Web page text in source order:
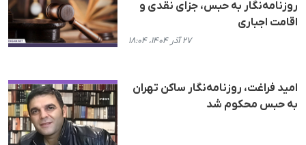
روزنامه‌نگار بە حبس، جزای نقدی و
اقامت اجباری
۲۷ آذر ۱۴۰۴، ۱۸:۰۴
امید فراغت، روزنامه‌نگار ساکن تهران
به حبس محکوم شد